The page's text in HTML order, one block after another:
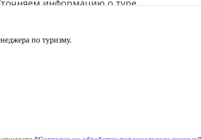
по туризму.